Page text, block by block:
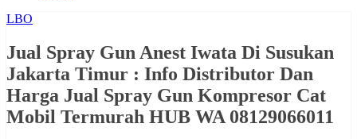
LBO
Jual Spray Gun Anest Iwata Di Susukan
Jakarta Timur : Info Distributor Dan
Harga Jual Spray Gun Kompresor Cat
Mobil Termurah HUB WA 08129066011